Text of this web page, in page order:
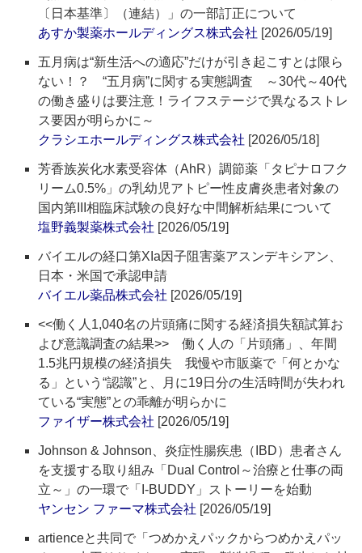
〔日本基準〕（連結）」の一部訂正について
あすか製薬ホールディングス株式会社 [2026/05/19]
五月病は“新生活への適応”だけが引き起こすとは限ら
ない！？ “五月病”に関する実態調査 ～30代～40代
の働き盛りは要注意！ライフステージで異なるストレ
ス要因が明らかに～
クラシエホールディングス株式会社 [2026/05/18]
芳香族炭化水素受容体（AhR）調節薬「タピナロフク
リーム0.5%」の乳幼児アトピー性皮膚炎患者対象の
国内第III相臨床試験の良好な中間解析結果について
塩野義製薬株式会社 [2026/05/19]
バイエルの経口第XIa因子阻害薬アスンデキシアン、
日本・米国で承認申請
バイエル薬品株式会社 [2026/05/19]
<<働く人1,040名の片頭痛に関する経済損失額試算お
よび意識調査の結果>> 働く人の「片頭痛」、年間
1.5兆円規模の経済損失 我慢や市販薬で「何とかな
る」という“認識”と、月に19日分の生活時間が失われ
ている“実態”との乖離が明らかに
ファイザー株式会社 [2026/05/19]
Johnson & Johnson、炎症性腸疾患（IBD）患者さん
を支援する取り組み「Dual Control～治療と仕事の両
立～」の一環で「I-BUDDY」ストーリーを始動
ヤンセン ファーマ株式会社 [2026/05/19]
artienceと共同で「つめかえパックからつめかえパッ